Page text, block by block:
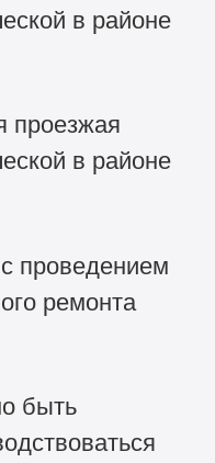
в районе
проезжая
в районе
проведением
ремонта
быть